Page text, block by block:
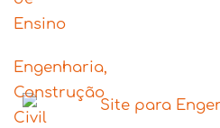
Ensino
Engenharia,
Construção
Civil